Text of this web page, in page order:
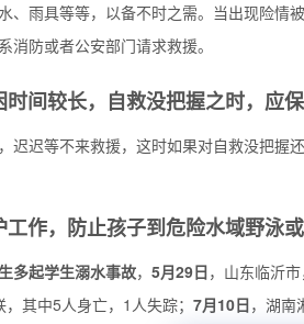
、雨具等等，以备不时之需。当出现险情
消防或者公安部门请求救援。
间较长，自救没把握之时，应保
迟迟等不来救援，这时如果对自救没把握
作，防止孩子到危险水域野泳或
多起学生溺水事故，5月29日，山东临沂
其中5人身亡，1人失踪；7月10日，湖南